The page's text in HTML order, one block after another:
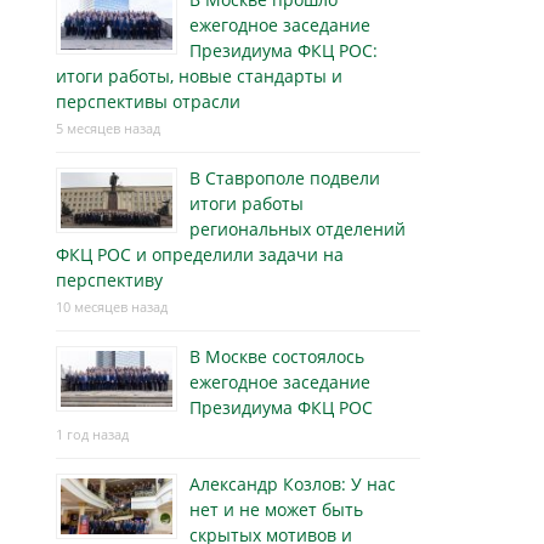
ежегодное заседание
Президиума ФКЦ РОС:
итоги работы, новые стандарты и
перспективы отрасли
5 месяцев назад
В Ставрополе подвели
итоги работы
региональных отделений
ФКЦ РОС и определили задачи на
перспективу
10 месяцев назад
В Москве состоялось
ежегодное заседание
Президиума ФКЦ РОС
1 год назад
Александр Козлов: У нас
нет и не может быть
скрытых мотивов и